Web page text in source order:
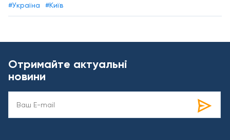
#Україна #Київ
Отримайте актуальні
новини